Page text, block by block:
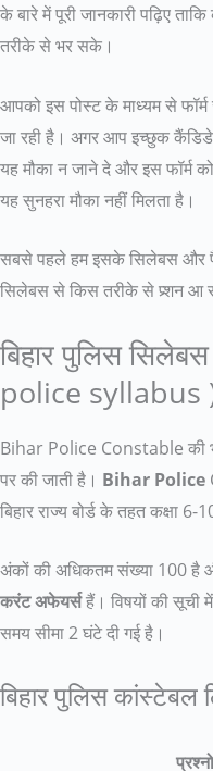
के बारे में पूरी जानकारी पढ़िए
तरीके से भर सके।
आपको इस पोस्ट के माध्यम से फॉर्म
जा रही है। अगर आप इच्छुक
यह मौका न जाने दे और इस फॉर्म
यह सुनहरा मौका नहीं मिलता है।
सबसे पहले हम इसके सिलेबस और
सिलेबस से किस तरीके से प्र्शन आ
बिहार पुलिस
police syllabus
Bihar Police Constable की
पर की जाती है। Bihar Police
बिहार राज्य बोर्ड के तहत कक्षा
अंकों की अधिकतम संख्या 100 है
करंट अफेयर्सहैं। विषयों की सूची
समय सीमा 2 घंटे दी गई है।
बिहार पुलिस कांस्टेबल
प्रश्नो